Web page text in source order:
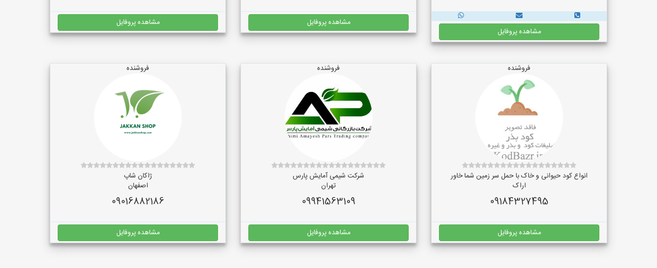
مشاهده پروفایل
مشاهده پروفایل مشاهده پروفایل
فروشنده
انواع کود حیوانی و خاک با حمل سر زمین شما خاور
اراک
09184327495
مشاهده پروفایل
فروشنده
شرکت شیمی آمایش پارس
تهران
09941563109
مشاهده پروفایل
فروشنده
ژاکان شاپ
اصفهان
09016882186
مشاهده پروفایل